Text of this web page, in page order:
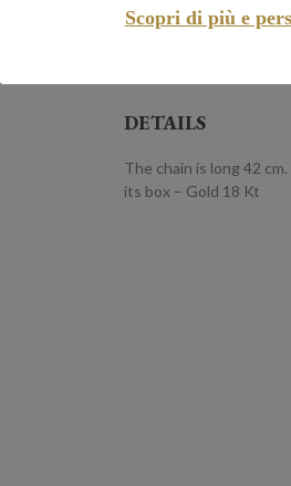
consisting of three
precious.- A model that
DETAILS
The chain is long 42
its box – Gold 18 Kt
Scopri di più e